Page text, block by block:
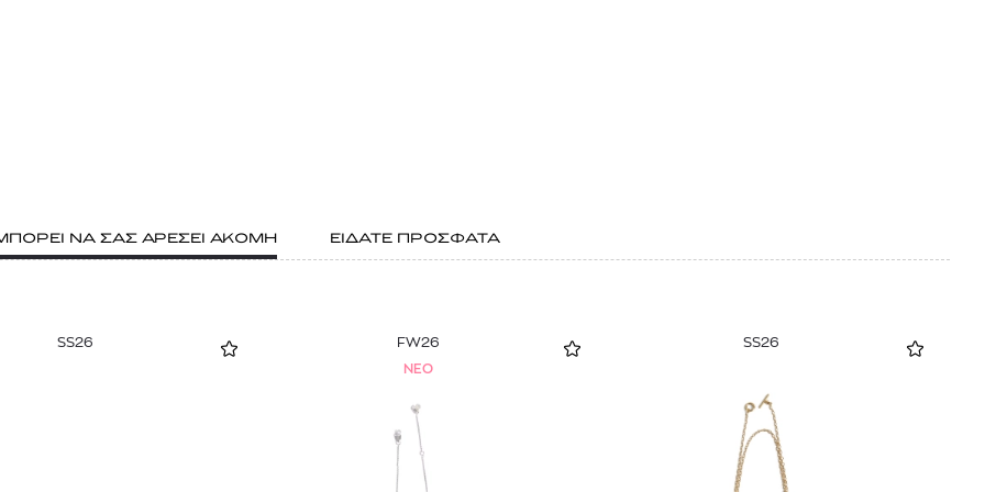
ΝΑ ΣΑΣ ΑΡΕΣΕΙ ΑΚΟΜΗ ΕΙΔΑΤΕ ΠΡΟΣΦΑΤΑ
SS26 FW26
NEO
SS26